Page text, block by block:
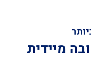
מיידית